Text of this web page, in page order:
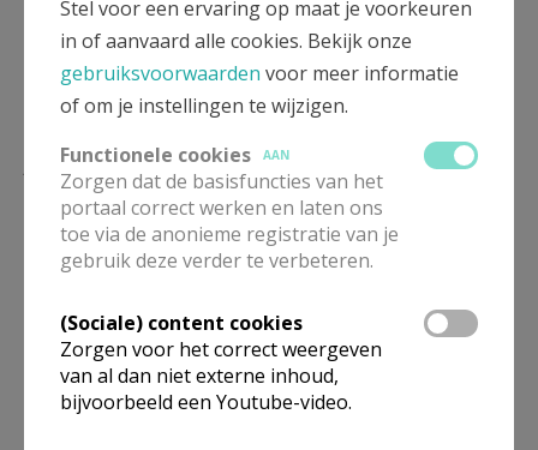
Lees meer
Stel voor een ervaring op maat je voorkeuren
in of aanvaard alle cookies. Bekijk onze
gebruiksvoorwaarden voor meer informatie
of om je instellingen te wijzigen.
Functionele cookies
AAN
Zorgen dat de basisfuncties van het
portaal correct werken en laten ons
toe via de anonieme registratie van je
gebruik deze verder te verbeteren.
(Sociale) content cookies
Zorgen voor het correct weergeven
van al dan niet externe inhoud,
bijvoorbeeld een Youtube-video.